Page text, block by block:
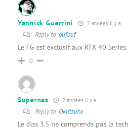
Yannick Guerrini 2 années il y a
Reply to oufouf
Le FG est exclusif aux RTX 40 Series.
0
Supernaz 2 années il y a
Reply to Okutsuko
Le dlss 3.5 ne comprends pas la